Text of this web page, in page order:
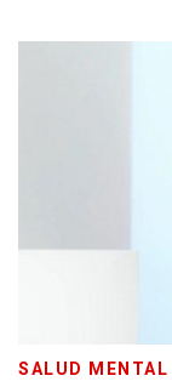
SALUD MENTAL